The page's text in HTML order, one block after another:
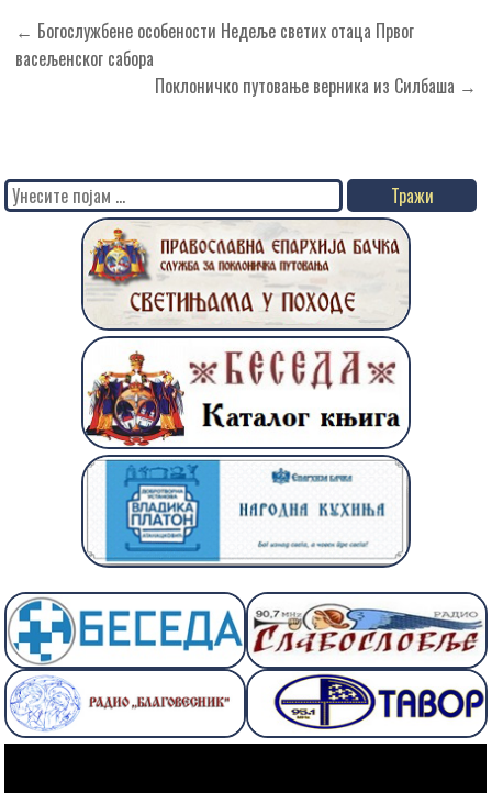
Кретање
чланка
← Богослужбене особености Недеље светих отаца Првог
васељенског сабора
Поклоничко путовање верника из Силбаша →
Search
for: